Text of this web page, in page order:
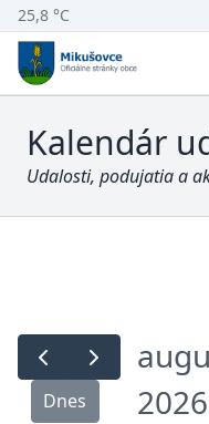
25,8 °C
Kalendár
Udalosti, podujatia a
Dnes
2026